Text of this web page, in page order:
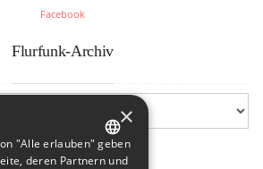
Facebook
Flurfunk-Archiv
GERMAN
×
"Alle erlauben" geben
deren Partnern und